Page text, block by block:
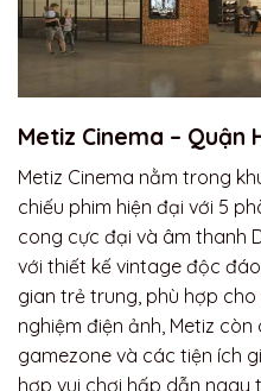
Metiz Cinema – Quận
Metiz Cinema nằm trong
chiếu phim hiện đại với 5
cong cực đại và âm thanh
với thiết kế vintage độc
gian trẻ trung, phù hợp
nghiệm điện ảnh, Metiz còn
gamezone và các tiện ích
hợp vui chơi hấp dẫn ngay